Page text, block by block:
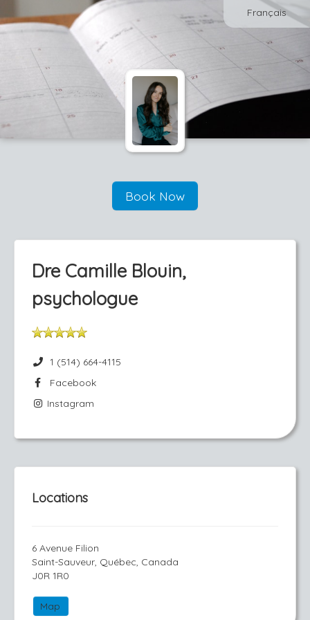
Français
Book Now
Dre Camille Blouin,
psychologue
1 (514) 664-4115
Facebook
Instagram
Locations
6 Avenue Filion
Saint-Sauveur, Québec, Canada
J0R 1R0
Map